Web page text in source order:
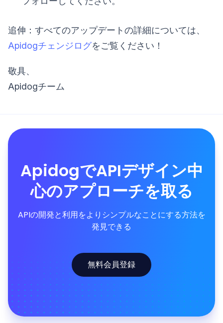
追伸：すべてのアップデートの詳細については、
Apidogチェンジログをご覧ください！
敬具、
Apidogチーム
ApidogでAPIデザイン中
心のアプローチを取る
APIの開発と利用をよりシンプルなことにする方法を
発見できる
無料会員登録